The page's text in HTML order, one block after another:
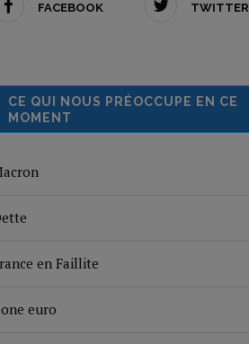
FACEBOOK TWITTER
CE QUI NOUS PRÉOCCUPE EN CE
MOMENT
en Faillite
euro